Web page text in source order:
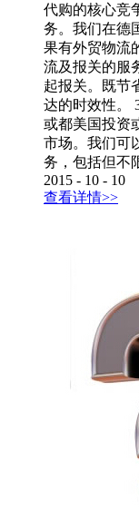
代购的核心竞
务。我们在德
果有外贸物流
流及报关的服
起报关。既节
达的时效性。
或都美国投资
市场。我们可
务，包括但不
2015 - 10 - 10
查看详情>>